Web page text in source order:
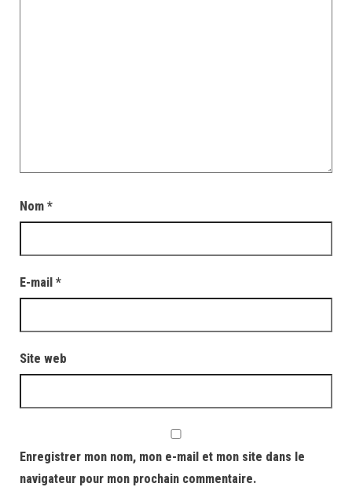
Nom *
E-mail *
Site web
Enregistrer mon nom, mon e-mail et mon site dans le
navigateur pour mon prochain commentaire.